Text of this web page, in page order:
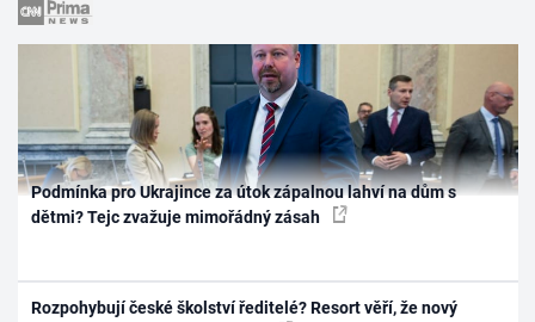
Podmínka pro Ukrajince za útok zápalnou lahví na dům s
dětmi? Tejc zvažuje mimořádný zásah
Rozpohybují české školství ředitelé? Resort věří, že nový